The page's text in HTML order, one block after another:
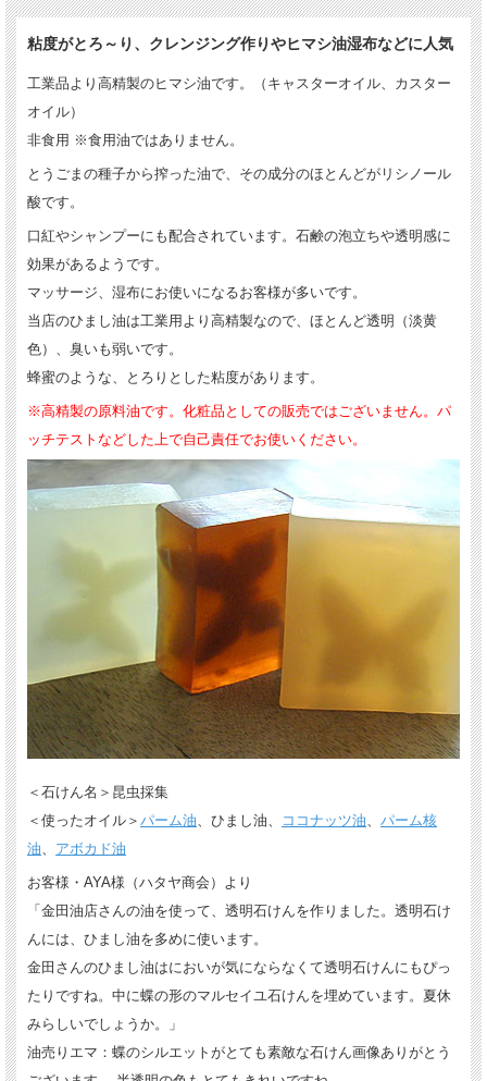
粘度がとろ～り、クレンジング作りやヒマシ油湿布などに人気
工業品より高精製のヒマシ油です。（キャスターオイル、カスター
オイル）
非食用 ※食用油ではありません。
とうごまの種子から搾った油で、その成分のほとんどがリシノール
酸です。
口紅やシャンプーにも配合されています。石鹸の泡立ちや透明感に
効果があるようです。
マッサージ、湿布にお使いになるお客様が多いです。
当店のひまし油は工業用より高精製なので、ほとんど透明（淡黄
色）、臭いも弱いです。
蜂蜜のような、とろりとした粘度があります。
※高精製の原料油です。化粧品としての販売ではございません。パ
ッチテストなどした上で自己責任でお使いください。
＜石けん名＞昆虫採集
＜使ったオイル＞ パーム油 、ひまし油、 ココナッツ油
パーム核
油
アボカド油
お客様・AYA様（ハタヤ商会）より
「金田油店さんの油を使って、透明石けんを作りました。透明石け
んには、ひまし油を多めに使います。
金田さんのひまし油はにおいが気にならなくて透明石けんにもぴっ
たりですね。中に蝶の形のマルセイユ石けんを埋めています。夏休
みらしいでしょうか。」
油売りエマ：蝶のシルエットがとても素敵な石けん画像ありがとう